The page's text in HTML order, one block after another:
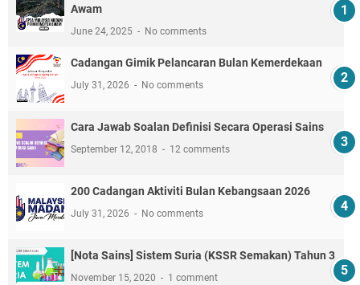
Awam
June 24, 2025 No comments
Cadangan Gimik Pelancaran Bulan Kemerdekaan
July 31, 2026 No comments
Cara Jawab Soalan Definisi Secara Operasi Sains
September 12, 2018 12 comments
200 Cadangan Aktiviti Bulan Kebangsaan 2026
July 31, 2026 No comments
[Nota Sains] Sistem Suria (KSSR Semakan) Tahun 3
November 15, 2020 1 comment